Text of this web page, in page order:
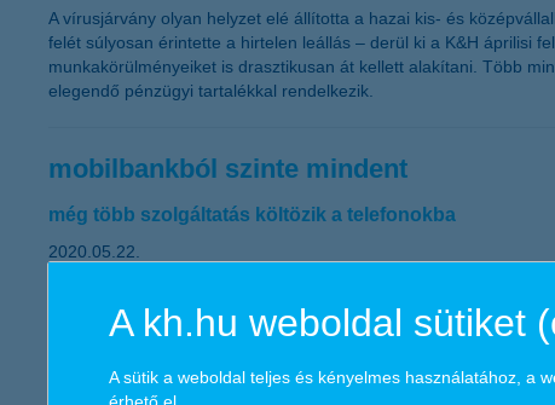
A vírusjárvány olyan helyzet elé állította a hazai kis- és
felét súlyosan érintette a hirtelen leállás – derül ki a K&H áprilisi
munkakörülményeiket is drasztikusan át kellett alakítani. Több
elegendő pénzügyi tartalékkal rendelkezik.
mobilbankból szinte mindent
még több szolgáltatás költözik a telefonokba
2020.05.22.
pénzintézetnél és mobilbankot is használ, a megtakarítással
tájékozódhatnak mobilbankjukban hiteleik aktuális állásáról
A kh.hu weboldal sütiket
A sütik a weboldal teljes és kényelmes használatához, a